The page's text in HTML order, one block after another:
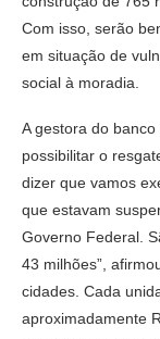
Com isso, serão
em situação de
social à moradia.
A gestora do banco
possibilitar o
dizer que vamos
que estavam
Governo Federal.
43 milhões”,
cidades. Cada
aproximadamente